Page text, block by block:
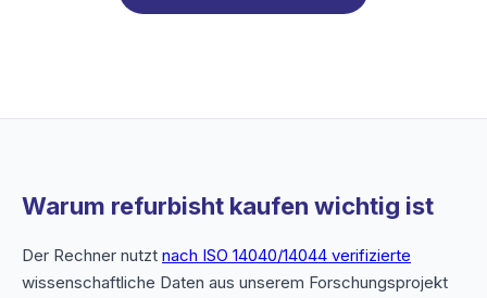
Warum refurbisht kaufen wichtig ist
Der Rechner nutzt nach ISO 14040/14044 verifizierte
wissenschaftliche Daten aus unserem Forschungsprojekt